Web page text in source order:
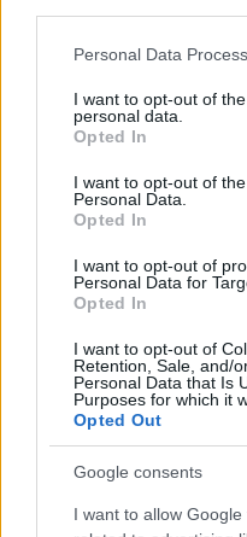
Please note that this
not limited to your visit or
grant or deny consent to
use your data for below
consent section.
Personal Data
I want to opt-out of
personal data.
Opted In
I want to opt-out of
Personal Data.
Opted In
I want to opt-out of
Personal Data for
Opted In
I want to opt-out of
Retention, Sale, and/
Personal Data that Is
Purposes for which it
Opted Out
Google consents
I want to allow
merchandising modulare
Andrea Conforti · 9 Ago 2026
SHOPPING NERD